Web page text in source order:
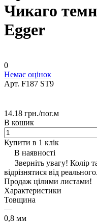
Чикаго
Egger
0
Немає оцінок
Арт. F187 ST9
14.18 грн./пог.м
В кошик
Купити в 1 клік
В наявності
Зверніть увагу! Колір
відрізнятися від реального.
Продаж цілими листами!
Характеристики
Товщина
—
0,8 мм